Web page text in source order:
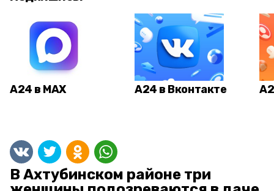
А24 в MAX А24 в Вконтакте
В Ахтубинском районе три